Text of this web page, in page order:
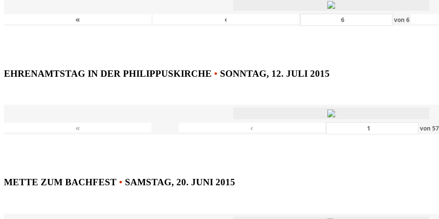
« ‹ von6
EHRENAMTSTAG IN DER PHILIPPUSKIRCHE • SONNTAG, 12. JULI 2015
« ‹ von57
METTE ZUM BACHFEST • SAMSTAG, 20. JUNI 2015